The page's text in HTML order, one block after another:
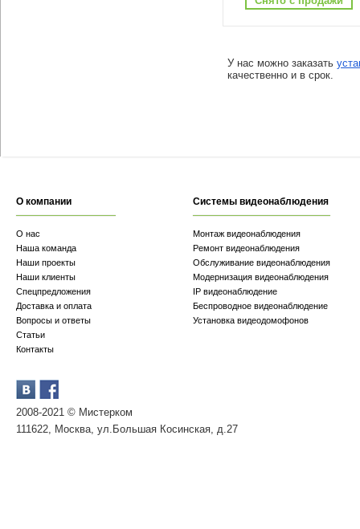
У нас можно заказать
качественно и в срок.
О компании
О нас
Наша команда
Наши проекты
Наши клиенты
Спецпредложения
Доставка и оплата
Вопросы и ответы
Статьи
Контакты
2008-2021 © Мистерком
111622, Москва, ул.Большая Косинская, д.27
Системы видеонаблюдения
Монтаж видеонаблюдения
Ремонт видеонаблюдения
Обслуживание видеонаблюдения
Модернизация видеонаблюдения
IP видеонаблюдение
Беспроводное видеонаблюдение
Установка видеодомофонов